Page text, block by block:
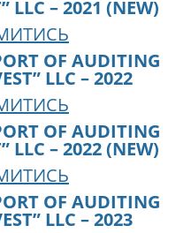
LLC – 2021 (NEW)
OF AUDITING
LLC – 2022
OF AUDITING
LLC – 2022 (NEW)
OF AUDITING
LLC – 2023